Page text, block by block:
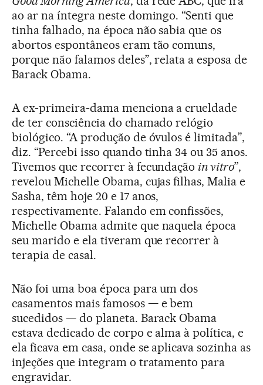
ao ar na íntegra neste domingo. “Senti que
tinha falhado, na época não sabia que os
abortos espontâneos eram tão comuns,
porque não falamos deles”, relata a esposa de
Barack Obama.
A ex-primeira-dama menciona a crueldade
de ter consciência do chamado relógio
biológico. “A produção de óvulos é limitada”,
diz. “Percebi isso quando tinha 34 ou 35 anos.
Tivemos que recorrer à fecundação in vitro”,
revelou Michelle Obama, cujas filhas, Malia e
Sasha, têm hoje 20 e 17 anos,
respectivamente. Falando em confissões,
Michelle Obama admite que naquela época
seu marido e ela tiveram que recorrer à
terapia de casal.
Não foi uma boa época para um dos
casamentos mais famosos — e bem
sucedidos — do planeta. Barack Obama
estava dedicado de corpo e alma à política, e
ela ficava em casa, onde se aplicava sozinha as
injeções que integram o tratamento para
engravidar.